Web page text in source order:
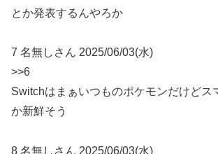
とか発表するんやろか
7 名無しさん 2025/06/03(水)
>>6
Switchはまぁいつものポケモンだけどス
か新鮮そう
8 名無しさん 2025/06/03(水)